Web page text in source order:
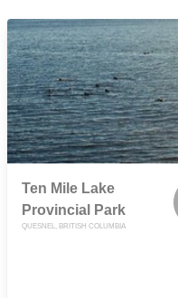
Ten Mile Lake
Provincial Park
QUESNEL, BRITISH COLUMBIA